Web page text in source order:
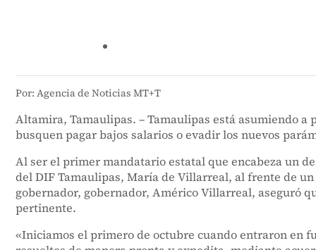
Por: Agencia de Noticias MT+T
Altamira, Tamaulipas. – Tamaulipas está asumiendo
busquen pagar bajos salarios o evadir los nuevos
Al ser el primer mandatario estatal que encabeza un
del DIF Tamaulipas, María de Villarreal, al frente de
gobernador, gobernador, Américo Villarreal, aseguró
pertinente.
«Iniciamos el primero de octubre cuando entraron en